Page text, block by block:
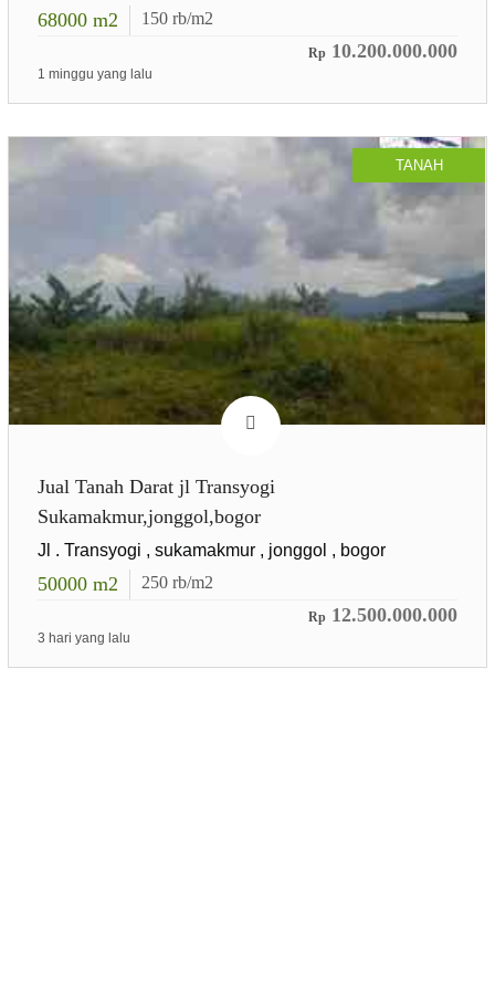
68000 m2 150 rb/m2
Rp 10.200.000.000
1 minggu yang lalu
TANAH
Jual Tanah Darat jl Transyogi
Sukamakmur,jonggol,bogor
Jl . Transyogi , sukamakmur , jonggol , bogor
50000 m2 250 rb/m2
Rp 12.500.000.000
3 hari yang lalu